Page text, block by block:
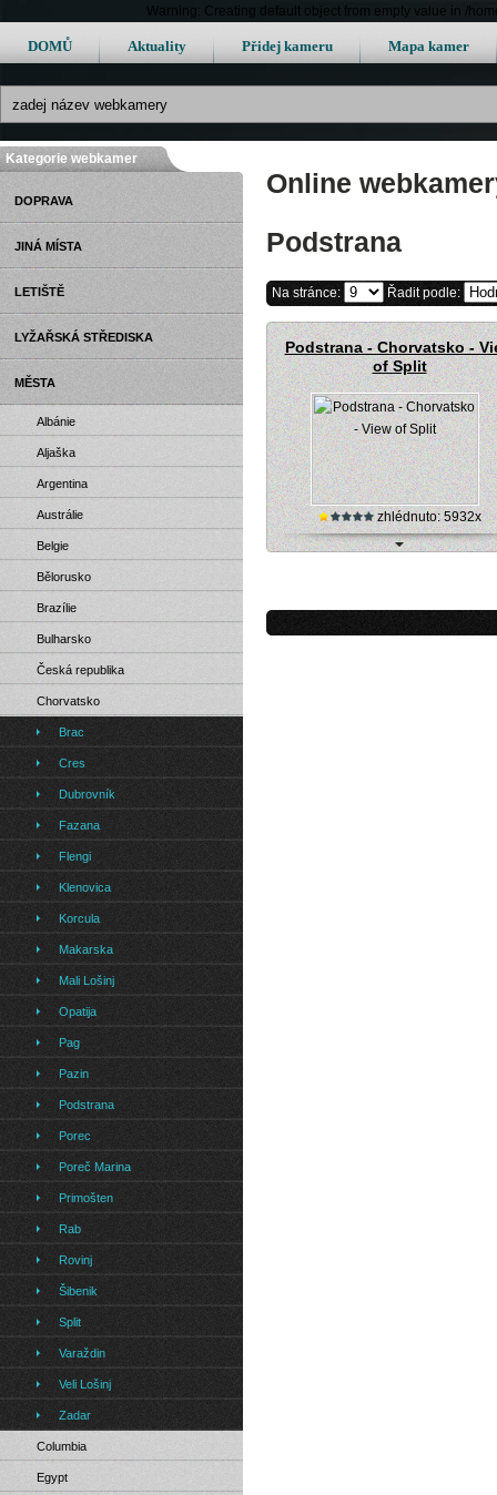
Warning: Creating default object from empty value in /
DOMŮ Aktuality Přidej kameru Mapa kamer
Online
Podstrana
Na stránce: Řadit podle:
Podstrana - Chorvatsko -
of Split
zhlédnuto: 5932x
Kategorie webkamer
DOPRAVA
JINÁ MÍSTA
LETIŠTĚ
LYŽAŘSKÁ STŘEDISKA
MĚSTA
Albánie
Aljaška
Argentina
Austrálie
Belgie
Bělorusko
Brazílie
Bulharsko
Česká republika
Chorvatsko
Brac
Cres
Dubrovník
Fazana
Flengi
Klenovica
Korcula
Makarska
Mali Lošinj
Opatija
Pag
Pazin
Podstrana
Porec
Poreč Marina
Primošten
Rab
Rovinj
Šibenik
Split
Varaždin
Veli Lošinj
Zadar
Columbia
Egypt